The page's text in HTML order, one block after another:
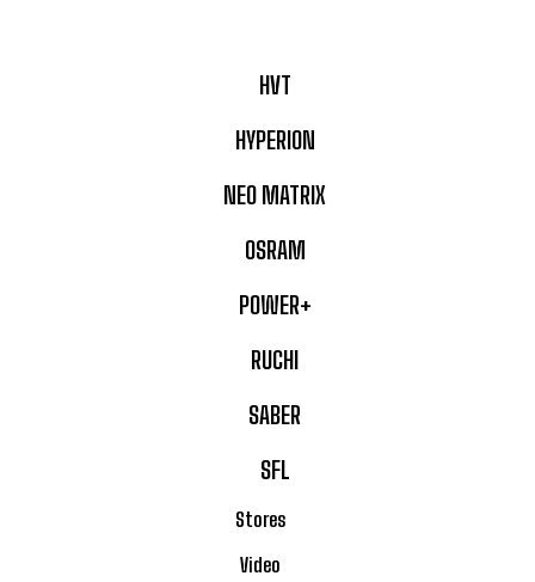
HVT
HYPERION
NEO MATRIX
OSRAM
POWER+
RUCHI
SABER
SFL
Stores
Video